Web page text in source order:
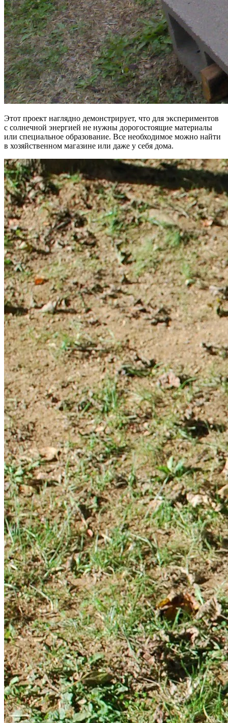
Этот проект наглядно демонстрирует, что для экспериментов
с солнечной энергией не нужны дорогостоящие материалы
или специальное образование. Все необходимое можно найти
в хозяйственном магазине или даже у себя дома.